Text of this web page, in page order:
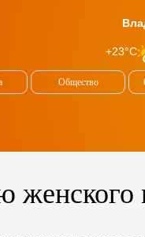
+23°C
Общество
женского